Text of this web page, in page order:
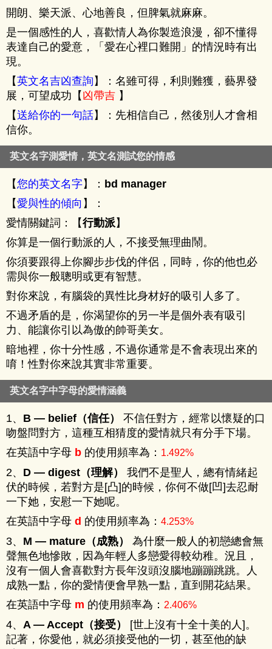
開朗、樂天派、心地善良，但脾氣就麻麻。
是一個感性的人，喜歡情人為你製造浪漫，卻不懂得
表達自己的愛意，「愛在心裡口難開」的情況時有出
現。
【英文名吉凶查詢】：名雖可得，利則難獲，藝界發
展，可望成功【凶帶吉 】
【送給你的一句話】：先相信自己，然後別人才會相
信你。
英文名字測愛情，英文名測試您的情感
【您的英文名字】： bd manager
【愛與性的傾向 】：
愛情關鍵詞：【行動派】
你算是一個行動派的人，不接受無理曲鬧。
你須要跟得上你腳步步伐的伴侶，同時，你的他也必
需與你一般聰明或更有智慧。
對你來說，有腦袋的異性比身材好的吸引人多了。
不過矛盾的是，你渴望你的另一半是個外表有吸引
力、能讓你引以為傲的帥哥美女。
暗地裡，你十分性感，不過你通常是不會表現出來的
唷！性對你來說其實非常重要。
英文名字中字母的愛情涵義
1、 B — belief（信任）
不信任對方，經常以懷疑的口
吻盤問對方，這種互相猜度的愛情就只有分手下場。
在英語中字母 b 的使用頻率為： 1.492%
2、 D — digest（理解）
我們不是聖人，總有情緒起
伏的時候，若對方是[凸]的時候，你何不做[凹]去忍耐
一下她，安慰一下她呢。
在英語中字母 d 的使用頻率為： 4.253%
3、 M — mature（成熟）
為什麼一般人的初戀總會無
聲無色地慘敗，因為年輕人多戀愛得較幼稚。況且，
沒有一個人會喜歡對方長年沒頭沒腦地蹦蹦跳跳。人
成熟一點，你的愛情便會早熟一點，直到開花結果。
在英語中字母 m 的使用頻率為： 2.406%
4、 A — Accept（接受）
[世上沒有十全十美的人]。
記著，你愛他，就必須接受他的一切，甚至他的缺